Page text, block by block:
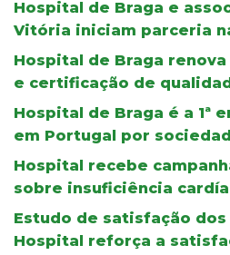
Hospital de Braga e
Vitória iniciam parceria
Hospital de Braga
e certificação de
Hospital de Braga é a 1ª
em Portugal por
Hospital recebe
sobre insuficiência
Estudo de satisfação dos
Hospital reforça a